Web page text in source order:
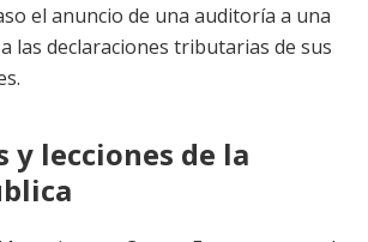
el anuncio de una auditoría a una
las declaraciones tributarias de sus
y lecciones de la